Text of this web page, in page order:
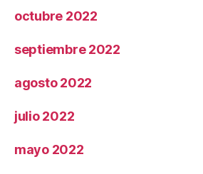
octubre 2022
septiembre 2022
agosto 2022
julio 2022
mayo 2022